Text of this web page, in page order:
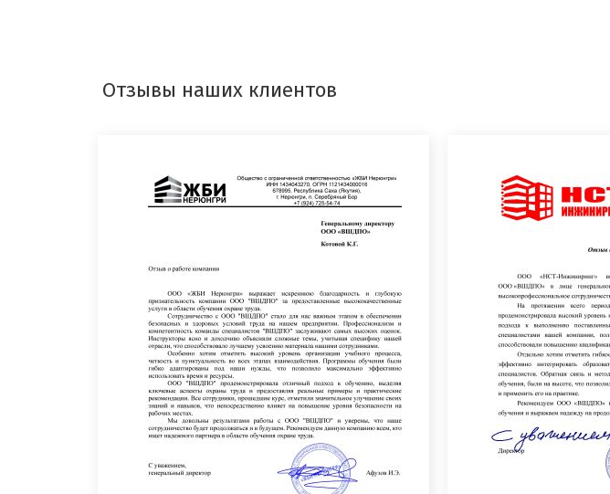
Отзывы наших клиентов